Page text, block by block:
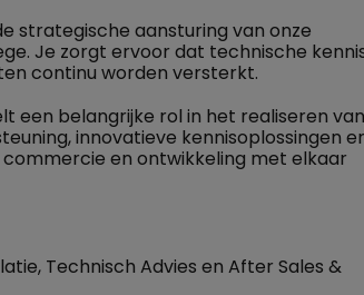
strategische aansturing van onze
Je zorgt ervoor dat technische
continu worden versterkt.
een belangrijke rol in het realiseren van
innovatieve kennisoplossingen
en ontwikkeling met elkaar
Technisch Advies en After Sales &